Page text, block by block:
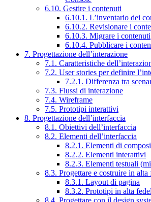
6.10. Gestire i contenuti
6.10.1. L’inventario dei
6.10.2. Revisionare i
6.10.3. Migrare i contenuti
6.10.4. Pubblicare i
7. Progettazione dell’interazione
7.1. Caratteristiche
7.2. User stories per definire
7.2.1. Differenza tra
7.3. Flussi di interazione
7.4. Wireframe
7.5. Prototipi interattivi
8. Progettazione dell’interfaccia
8.1. Obiettivi dell’interfaccia
8.2. Elementi dell’interfaccia
8.2.1. Elementi di
8.2.2. Elementi interattivi
8.2.3. Elementi testuali
8.3. Progettare e costruire in alta
8.3.1. Layout di pagina
8.3.2. Prototipi in alta
8.4. Progettare con il design